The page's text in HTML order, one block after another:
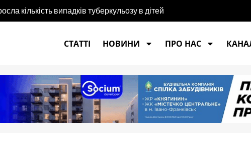
кількість випадків туберкульозу в дітей
СТАТТІ
НОВИНИ ПРО НАС